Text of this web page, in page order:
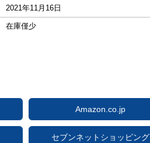
2021年11月16日
在庫僅少
Amazon.co.jp
セブンネットショッピング